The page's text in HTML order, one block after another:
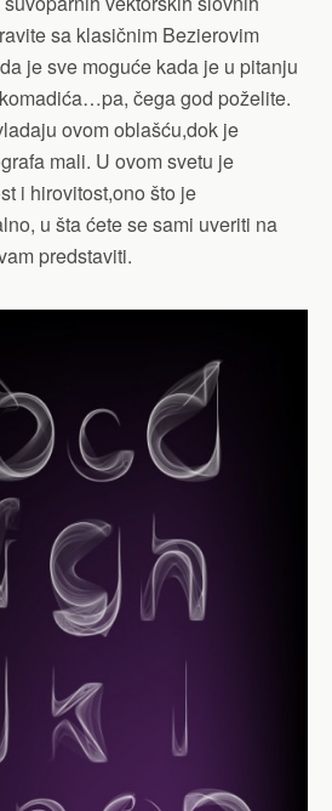
sa klasičnim Bezierovim
je sve moguće kada je u pitanju
čega god poželite.
ovom oblašću,dok je
mali. U ovom svetu je
i hirovitost,ono što je
u šta ćete se sami uveriti na
predstaviti.